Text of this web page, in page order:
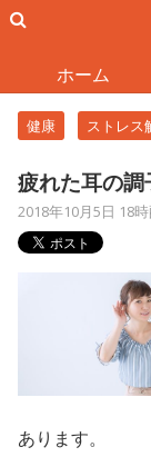
ホーム
健康 ストレス
疲れた耳の調
2018年10月5日 18
あります。